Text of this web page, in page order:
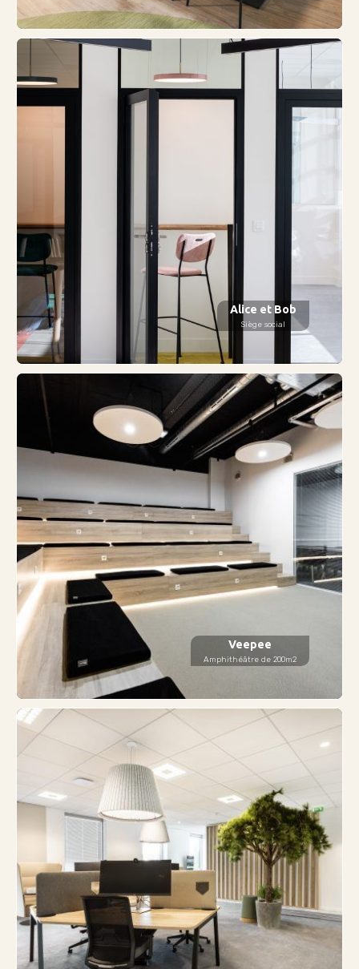
Alice et Bob
Siège social
Veepee
Amphithéâtre de 200m2